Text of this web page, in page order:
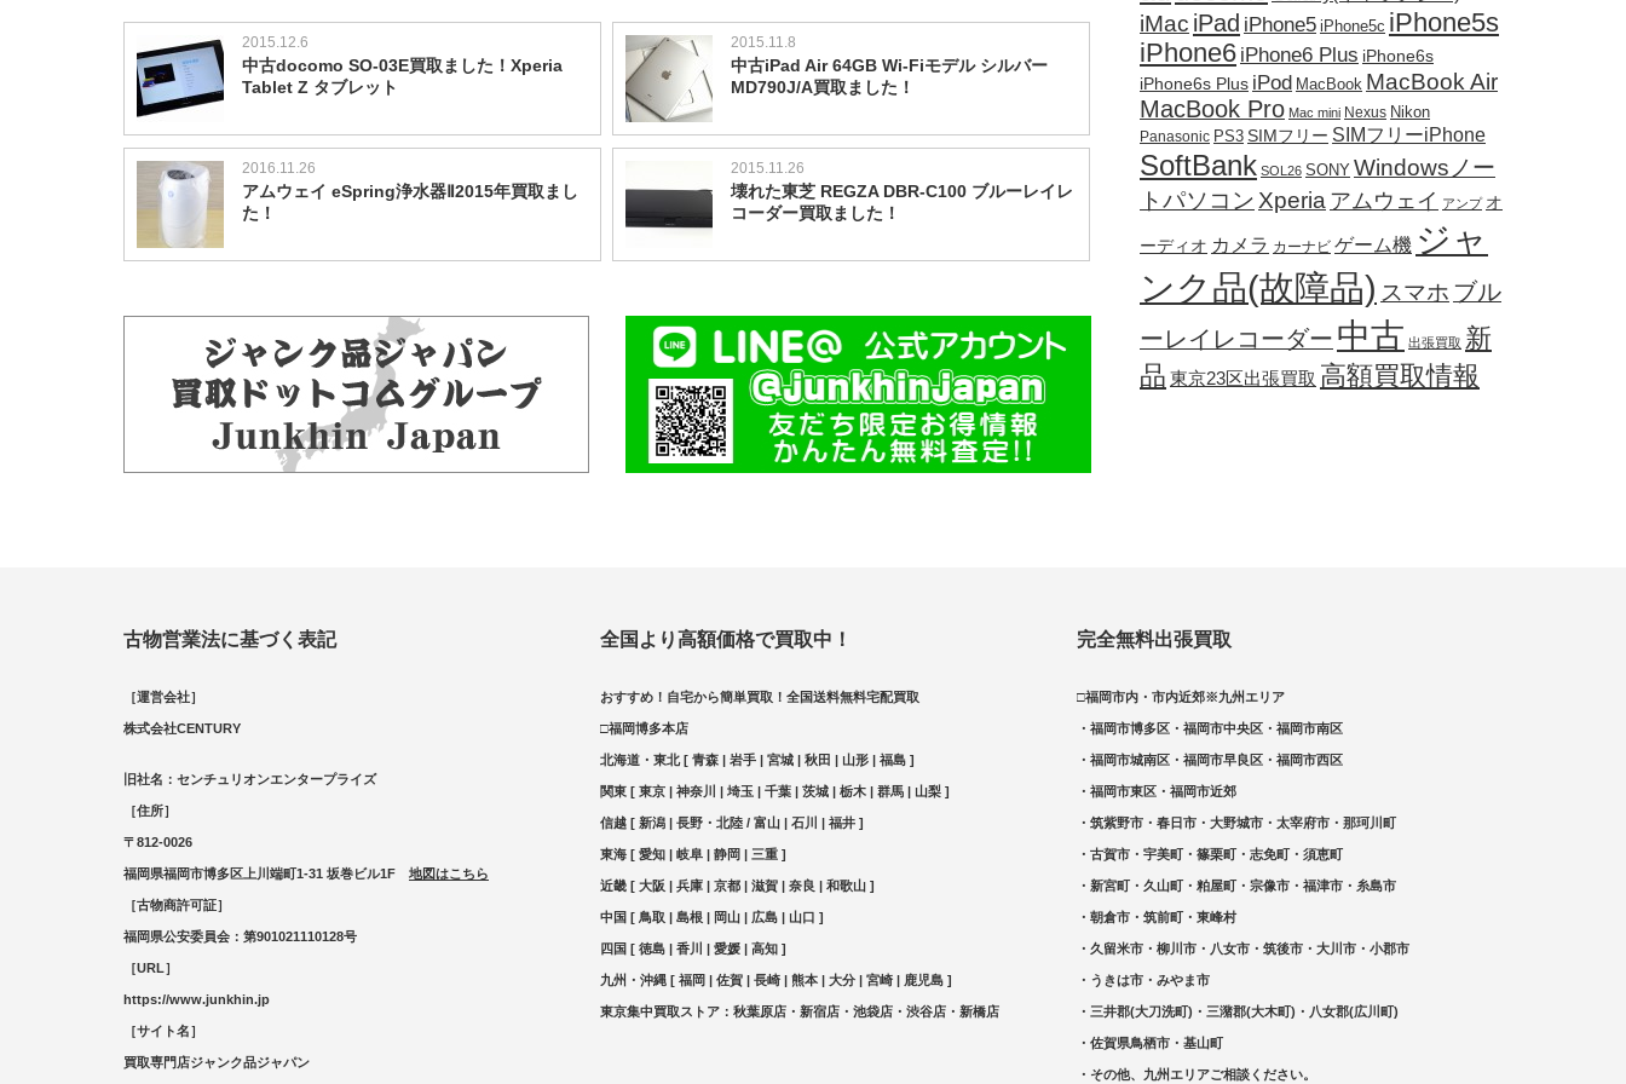
2015.12.6
中古docomo SO-03E買取ました！Xperia
Tablet Z タブレット
2015.11.8
中古iPad Air 64GB Wi-Fiモデル シルバー
MD790J/A買取ました！
2016.11.26
アムウェイ eSpring浄水器Ⅱ2015年買取まし
た！
2015.11.26
壊れた東芝 REGZA DBR-C100 ブルーレイレ
コーダー買取ました！
iMac iPad iPhone5 iPhone5c iPhone5s
iPhone6 iPhone6 Plus iPhone6s
iPhone6s Plus iPod MacBook MacBook Air
MacBook Pro Mac mini Nexus Nikon
Panasonic PS3 SIMフリー SIMフリーiPhone
SoftBank SOL26 SONY Windowsノー
トパソコン Xperia アムウェイ アンプ オ
ーディオ カメラ カーナビ ゲーム機 ジャ
ンク品(故障品) スマホ ブル
ーレイレコーダー 中古 出張買取 新
品 東京23区出張買取 高額買取情報
古物営業法に基づく表記
［運営会社］
株式会社CENTURY
旧社名：センチュリオンエンタープライズ
［住所］
〒812-0026
福岡県福岡市博多区上川端町1-31 坂巻ビル1F 地図はこちら
［古物商許可証］
福岡県公安委員会：第901021110128号
［URL］
https://www.junkhin.jp
［サイト名］
買取専門店ジャンク品ジャパン
全国より高額価格で買取中！
おすすめ！自宅から簡単買取！全国送料無料宅配買取
□福岡博多本店
北海道・東北 [ 青森 | 岩手 | 宮城 | 秋田 | 山形 | 福島 ]
関東 [ 東京 | 神奈川 | 埼玉 | 千葉 | 茨城 | 栃木 | 群馬 | 山梨 ]
信越 [ 新潟 | 長野・北陸 / 富山 | 石川 | 福井 ]
東海 [ 愛知 | 岐阜 | 静岡 | 三重 ]
近畿 [ 大阪 | 兵庫 | 京都 | 滋賀 | 奈良 | 和歌山 ]
中国 [ 鳥取 | 島根 | 岡山 | 広島 | 山口 ]
四国 [ 徳島 | 香川 | 愛媛 | 高知 ]
九州・沖縄 [ 福岡 | 佐賀 | 長崎 | 熊本 | 大分 | 宮崎 | 鹿児島 ]
東京集中買取ストア：秋葉原店・新宿店・池袋店・渋谷店・新橋店
完全無料出張買取
□福岡市内・市内近郊※九州エリア
・福岡市博多区・福岡市中央区・福岡市南区
・福岡市城南区・福岡市早良区・福岡市西区
・福岡市東区・福岡市近郊
・筑紫野市・春日市・大野城市・太宰府市・那珂川町
・古賀市・宇美町・篠栗町・志免町・須恵町
・新宮町・久山町・粕屋町・宗像市・福津市・糸島市
・朝倉市・筑前町・東峰村
・久留米市・柳川市・八女市・筑後市・大川市・小郡市
・うきは市・みやま市
・三井郡(大刀洗町)・三潴郡(大木町)・八女郡(広川町)
・佐賀県鳥栖市・基山町
・その他、九州エリアご相談ください。